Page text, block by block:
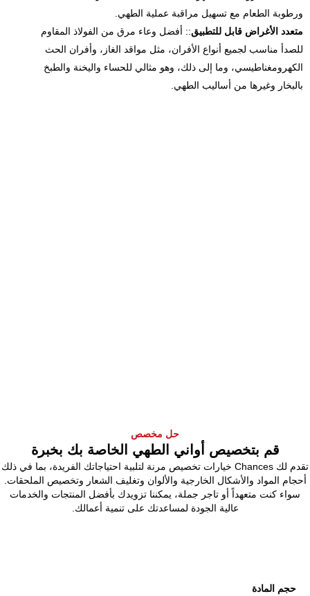
ورطوبة الطعام مع تسهيل مراقبة عملية الطهي.
متعدد الأغراض قابل للتطبيق:: أفضل وعاء مرق من الفولاذ المقاوم
للصدأ مناسب لجميع أنواع الأفران، مثل مواقد الغاز، وأفران الحث
الكهرومغناطيسي، وما إلى ذلك، وهو مثالي للحساء واليخنة والطبخ
بالبخار وغيرها من أساليب الطهي.
حل مخصص
قم بتخصيص أواني الطهي الخاصة بك بخبرة
تقدم لك Chances خيارات تخصيص مرنة لتلبية احتياجاتك الفريدة، بما في ذلك
أحجام المواد والأشكال الخارجية والألوان وتغليف الشعار وتخصيص الملحقات.
سواء كنت متعهداً أو تاجر جملة، يمكننا تزويدك بأفضل المنتجات والخدمات
عالية الجودة لمساعدتك على تنمية أعمالك.
حجم المادة